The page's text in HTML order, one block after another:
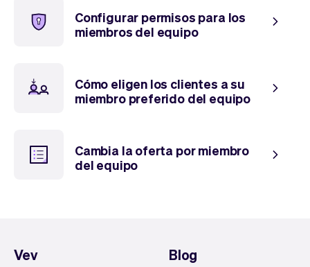
Configurar permisos para los
miembros del equipo
Cómo eligen los clientes a su
miembro preferido del equipo
Cambia la oferta por miembro
del equipo
Vev Blog